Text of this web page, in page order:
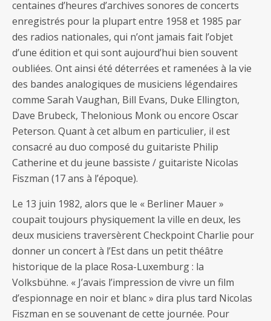
centaines d’heures d’archives sonores de concerts
enregistrés pour la plupart entre 1958 et 1985 par
des radios nationales, qui n’ont jamais fait l’objet
d’une édition et qui sont aujourd’hui bien souvent
oubliées. Ont ainsi été déterrées et ramenées à la vie
des bandes analogiques de musiciens légendaires
comme Sarah Vaughan, Bill Evans, Duke Ellington,
Dave Brubeck, Thelonious Monk ou encore Oscar
Peterson. Quant à cet album en particulier, il est
consacré au duo composé du guitariste Philip
Catherine et du jeune bassiste / guitariste Nicolas
Fiszman (17 ans à l’époque).
Le 13 juin 1982, alors que le « Berliner Mauer »
coupait toujours physiquement la ville en deux, les
deux musiciens traversèrent Checkpoint Charlie pour
donner un concert à l’Est dans un petit théâtre
historique de la place Rosa-Luxemburg : la
Volksbühne. « J’avais l’impression de vivre un film
d’espionnage en noir et blanc » dira plus tard Nicolas
Fiszman en se souvenant de cette journée. Pour